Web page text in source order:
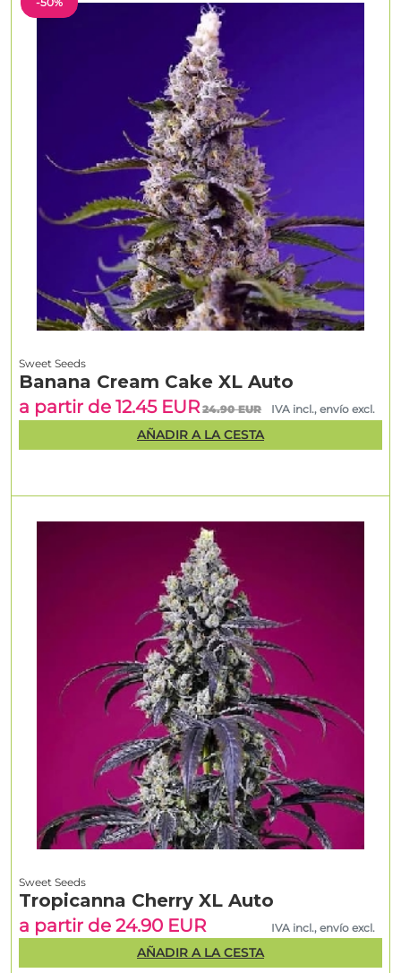
Sweet Seeds
Tropicanna Cherry XL Auto
a partir de 24.90 EUR
IVA incl., envío excl.
AÑADIR A LA CESTA
Sweet Seeds
Banana Cream Cake XL Auto
a partir de 12.45 EUR 24.90 EUR IVA incl., envío excl.
AÑADIR A LA CESTA